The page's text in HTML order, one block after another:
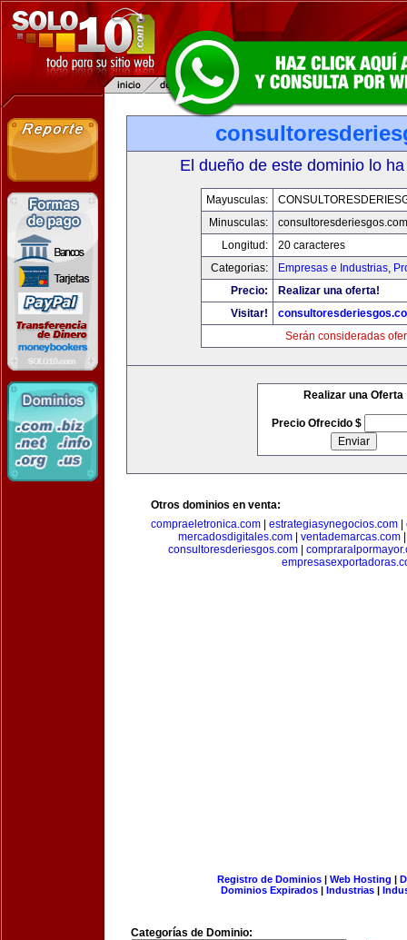
El dueño de este dominio lo
Mayusculas:
Minusculas:
consultoresderiesgos.com
Longitud:
20 caracteres
Categorias:
Empresas e Industrias,
Precio:
Realizar una oferta!
Visitar!
Serán consideradas
Realizar una Oferta
Precio Ofrecido $
Otros dominios en venta:
compraeletronica.com
estrategiasynegocios.com
mercadosdigitales.com| ventademarcas.com
consultoresderiesgos.com
Registro de Dominios| Web Hosting |
Dominios Expirados | Industrias |
Categorías de Dominio: